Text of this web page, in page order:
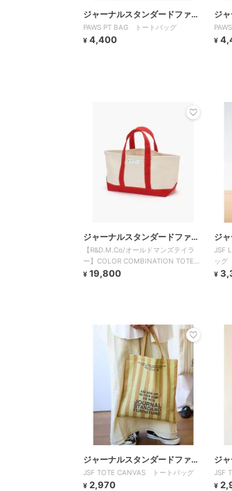
ジャーナルスタンダードファニ
チャー
PAWS PT BAG トートバッグ
¥ 4,400
ジ
チ
¥
ジャーナルスタンダードファニ
チャー
【R&D.M.Co/オールドマンズテイラ
ー】COLOR COMBINATION TOTE
BAG ト
¥ 19,800
ジ
チャ
JSF
ッグ
¥
ジャーナルスタンダードファニ
チャー
JSF TOTE CANVAS トートバッグ
¥ 2,970
ジ
チャ
JSF
¥